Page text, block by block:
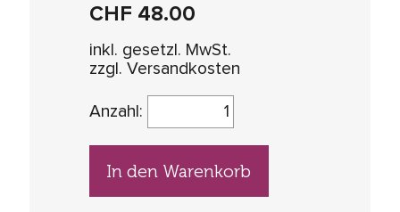
CHF 48.00
inkl. gesetzl. MwSt.
zzgl. Versandkosten
Anzahl:
In den Warenkorb